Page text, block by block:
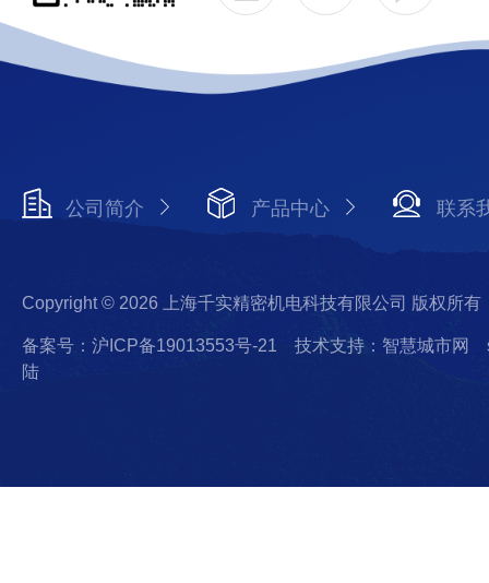
公司简介 产品中心 联系
Copyright © 2026 上海千实精密机电科技有限公司 版权所有
备案号：沪ICP备19013553号-21 技术支持：智慧城市网
陆